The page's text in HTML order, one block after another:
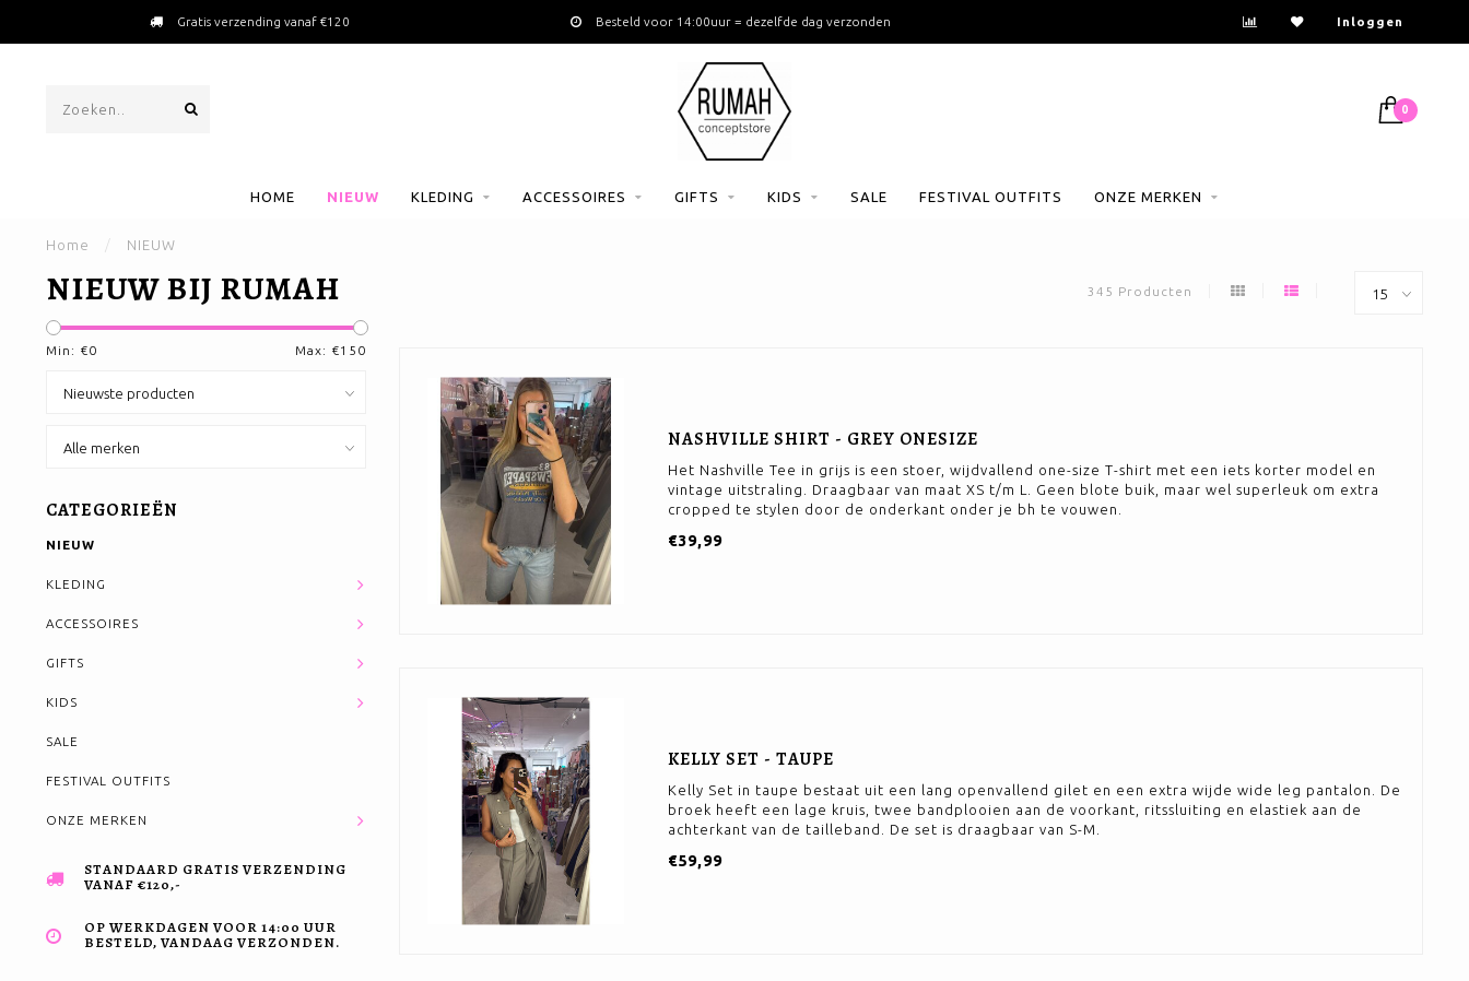
Packed with love Gratis verzending vanaf €120 Besteld voor 14:00uur = dezelfde dag verzonden Inloggen
0
HOME NIEUW KLEDING ACCESSOIRES GIFTS KIDS SALE FESTIVAL OUTFITS ONZE MERKEN
Home / NIEUW
NIEUW BIJ RUMAH 345 Producten
Min: €0 Max: €150
CATEGORIEËN
NIEUW
KLEDING
ACCESSOIRES
GIFTS
KIDS
SALE
FESTIVAL OUTFITS
ONZE MERKEN
STANDAARD GRATIS VERZENDING
VANAF €120,-
OP WERKDAGEN VOOR 14:00 UUR
BESTELD, VANDAAG VERZONDEN.
NASHVILLE SHIRT - GREY ONESIZE
Het Nashville Tee in grijs is een stoer, wijdvallend one-size T-shirt met een iets korter model en
vintage uitstraling. Draagbaar van maat XS t/m L. Geen blote buik, maar wel superleuk om extra
cropped te stylen door de onderkant onder je bh te vouwen.
€39,99
KELLY SET - TAUPE
Kelly Set in taupe bestaat uit een lang openvallend gilet en een extra wijde wide leg pantalon. De
broek heeft een lage kruis, twee bandplooien aan de voorkant, ritssluiting en elastiek aan de
achterkant van de tailleband. De set is draagbaar van S-M.
€59,99